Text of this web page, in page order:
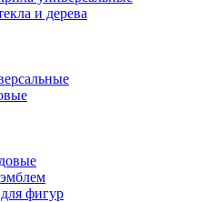
и дерева
фигур